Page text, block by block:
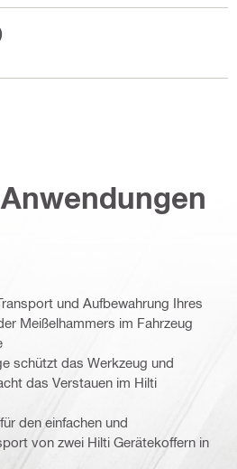
und Aufbewahrung Ihres
Meißelhammers im Fahrzeug
schützt das Werkzeug und
das Verstauen im Hilti
den einfachen und
von zwei Hilti Gerätekoffern in